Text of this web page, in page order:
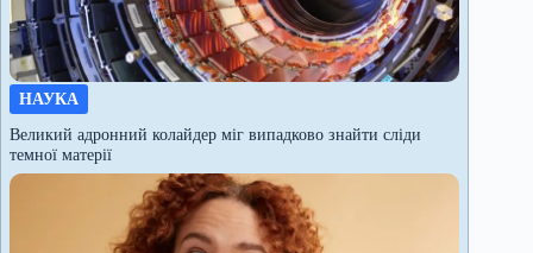
НАУКА
Великий адронний колайдер міг випадково знайти сліди
темної матерії